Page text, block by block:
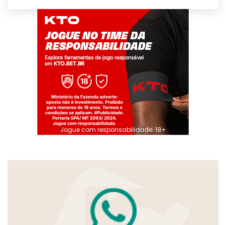
Jogue com responsabilidade. 18+